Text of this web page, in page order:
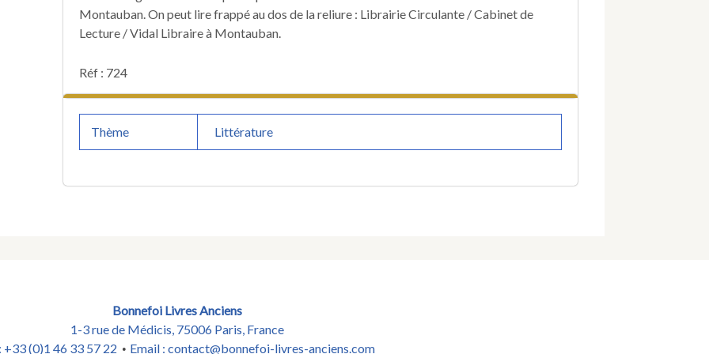
Par
Montauban. On peut lire frappé au dos de la reliure : Librairie Circulante / Cabinet de
Lecture / Vidal Libraire à Montauban.
Réf : 724
Thème Littérature
Bonnefoi Livres Anciens
1-3 rue de Médicis, 75006 Paris, France
+33 (0)1 46 33 57 22 • Email : contact@bonnefoi-livres-anciens.com